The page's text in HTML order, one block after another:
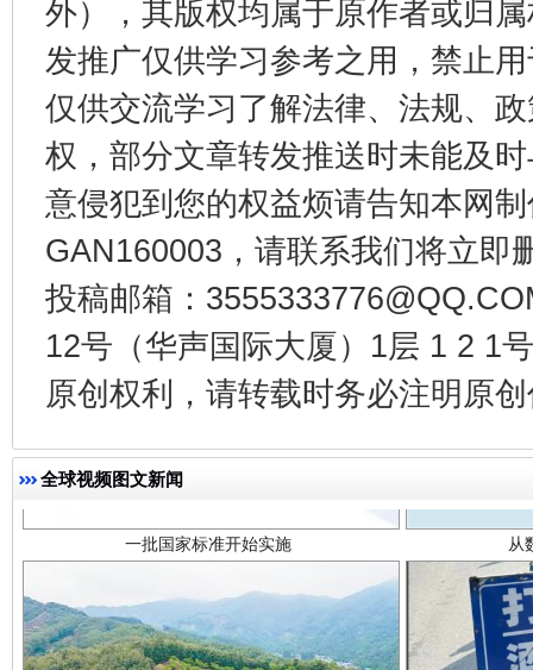
外），其版权均属于原作者或归
发推广仅供学习参考之用，禁止
仅供交流学习了解法律、法规、
权，部分文章转发推送时未能及
意侵犯到您的权益烦请告知本网
GAN160003，请联系我们将立即
投稿邮箱：
12号（华声国际大厦）1层 1 2 1
原创权利，请转载时务必注明原
全球视频图文新闻
法徽映军营 权益有保障
一批国家标准开始实施 从